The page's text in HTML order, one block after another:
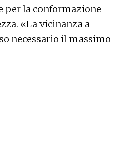
per la conformazione
«La vicinanza a
necessario il massimo